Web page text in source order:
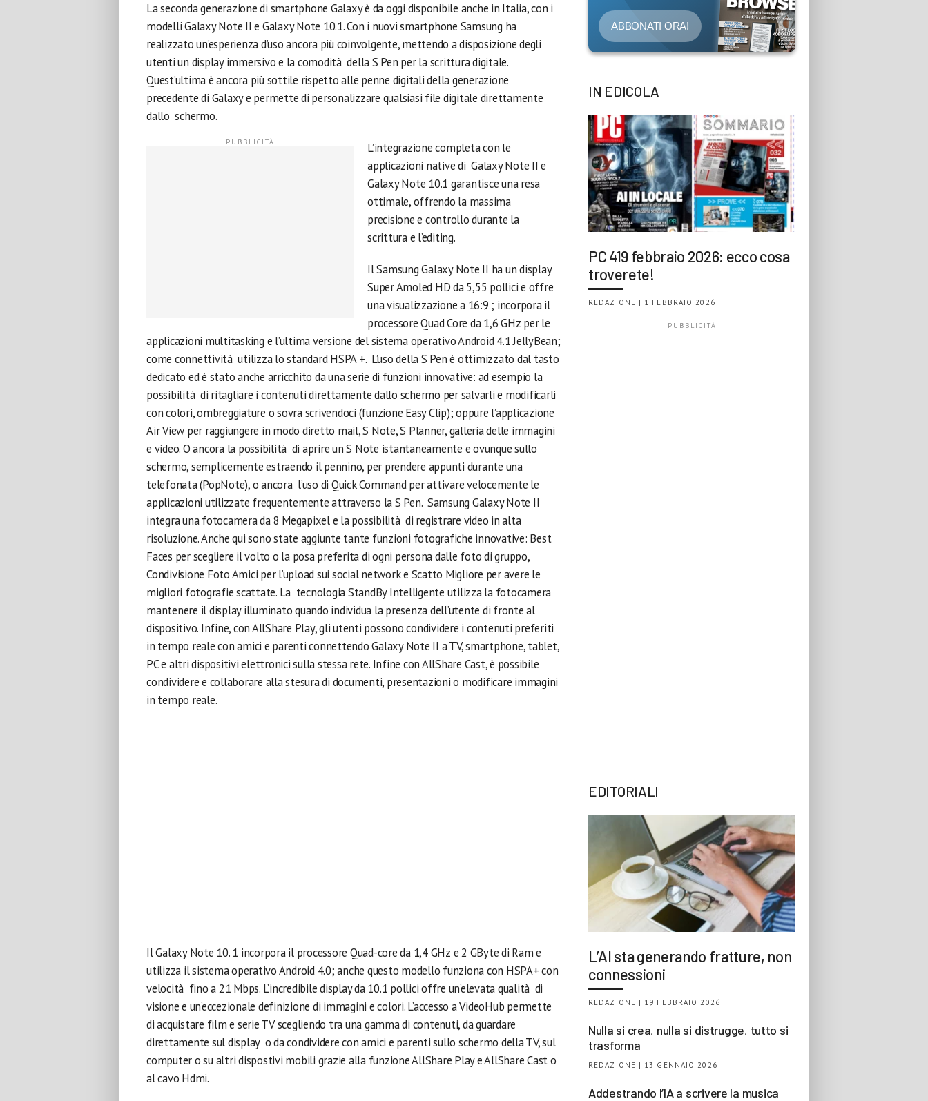
La seconda generazione di smartphone Galaxy è da oggi disponibile anche in Italia, con i
modelli Galaxy Note II e Galaxy Note 10.1. Con i nuovi smartphone Samsung ha
realizzato un’esperienza d’uso ancora più coinvolgente, mettendo a disposizione degli
utenti un display immersivo e la comodità della S Pen per la scrittura digitale.
Quest’ultima è ancora più sottile rispetto alle penne digitali della generazione
precedente di Galaxy e permette di personalizzare qualsiasi file digitale direttamente
dallo schermo.
L’integrazione completa con le
applicazioni native di Galaxy Note II e
Galaxy Note 10.1 garantisce una resa
ottimale, offrendo la massima
precisione e controllo durante la
scrittura e l’editing.
Il Samsung Galaxy Note II ha un display
Super Amoled HD da 5,55 pollici e offre
una visualizzazione a 16:9 ; incorpora il
processore Quad Core da 1,6 GHz per le
applicazioni multitasking e l’ultima versione del sistema operativo Android 4.1 JellyBean;
come connettività utilizza lo standard HSPA +. L’uso della S Pen è ottimizzato dal tasto
dedicato ed è stato anche arricchito da una serie di funzioni innovative: ad esempio la
possibilità di ritagliare i contenuti direttamente dallo schermo per salvarli e modificarli
con colori, ombreggiature o sovra scrivendoci (funzione Easy Clip); oppure l’applicazione
Air View per raggiungere in modo diretto mail, S Note, S Planner, galleria delle immagini
e video. O ancora la possibilità di aprire un S Note istantaneamente e ovunque sullo
schermo, semplicemente estraendo il pennino, per prendere appunti durante una
telefonata (PopNote), o ancora l’uso di Quick Command per attivare velocemente le
applicazioni utilizzate frequentemente attraverso la S Pen. Samsung Galaxy Note II
integra una fotocamera da 8 Megapixel e la possibilità di registrare video in alta
risoluzione. Anche qui sono state aggiunte tante funzioni fotografiche innovative: Best
Faces per scegliere il volto o la posa preferita di ogni persona dalle foto di gruppo,
Condivisione Foto Amici per l’upload sui social network e Scatto Migliore per avere le
migliori fotografie scattate. La tecnologia StandBy Intelligente utilizza la fotocamera
mantenere il display illuminato quando individua la presenza dell’utente di fronte al
dispositivo. Infine, con AllShare Play, gli utenti possono condividere i contenuti preferiti
in tempo reale con amici e parenti connettendo Galaxy Note II a TV, smartphone, tablet,
PC e altri dispositivi elettronici sulla stessa rete. Infine con AllShare Cast, è possibile
condividere e collaborare alla stesura di documenti, presentazioni o modificare immagini
in tempo reale.
Il Galaxy Note 10. 1 incorpora il processore Quad-core da 1,4 GHz e 2 GByte di Ram e
utilizza il sistema operativo Android 4.0; anche questo modello funziona con HSPA+ con
velocità fino a 21 Mbps. L’incredibile display da 10.1 pollici offre un’elevata qualità di
visione e un’eccezionale definizione di immagini e colori. L’accesso a VideoHub permette
di acquistare film e serie TV scegliendo tra una gamma di contenuti, da guardare
direttamente sul display o da condividere con amici e parenti sullo schermo della TV, sul
computer o su altri dispostivi mobili grazie alla funzione AllShare Play e AllShare Cast o
al cavo Hdmi.
ABBONATI ORA!
IN EDICOLA
PC 419 febbraio 2026: ecco cosa
troverete!
REDAZIONE | 1 FEBBRAIO 2026
EDITORIALI
L’AI sta generando fratture, non
connessioni
REDAZIONE | 19 FEBBRAIO 2026
Nulla si crea, nulla si distrugge, tutto si
trasforma
REDAZIONE | 13 GENNAIO 2026
Addestrando l’IA a scrivere la musica